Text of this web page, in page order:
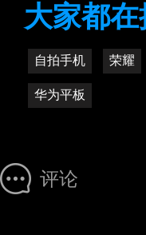
大家都在
自拍手机 荣耀
华为平板
评论